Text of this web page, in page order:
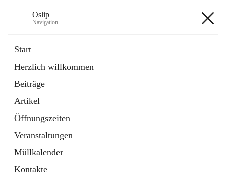
Oslip
Navigation
Start
Herzlich willkommen
Beiträge
Artikel
Öffnungszeiten
Veranstaltungen
Müllkalender
Kontakte
Externe Webseite
in
Tab
Bundeskanzleramt Österreich
Externe Webseite
öffnet
in
neuem
Tab